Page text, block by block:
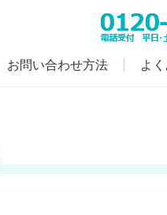
お問い合わせ方法 よ